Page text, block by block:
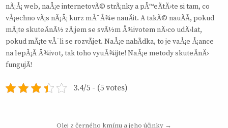
nÃ¡Å¡ web, naÅ¡e internetovÃ© strÃ¡nky a pÅ™eÄtÄ›te si tam, co
vÅ¡echno vÃ¡s nÃ¡Å¡ kurz mÅ¯Å¾e nauÄit. A takÃ© nauÄÃ­, pokud
mÃ¡te skuteÄnÃ½ zÃ¡jem se svÃ½m Å¾ivotem nÄ›co udÄ›lat,
pokud mÃ¡te vÅ¯li se rozvÃ­jet. NaÅ¡e nabÃ­dka, to je vaÅ¡e Å¡ance
na lepÅ¡Ã­ Å¾ivot, tak toho vyuÅ¾ijte! NaÅ¡e metody skuteÄnÄ›
fungujÃ­!
3.4/5 - (5 votes)
Olej z černého kmínu a jeho účinky →